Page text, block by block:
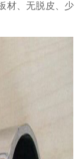
材、无脱皮、少